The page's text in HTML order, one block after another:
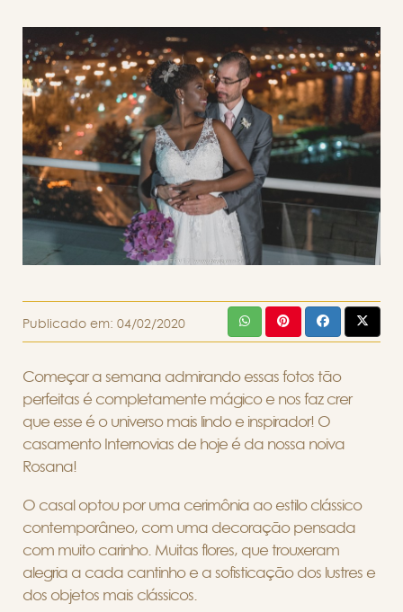
Publicado em: 04/02/2020
Começar a semana admirando essas fotos tão
perfeitas é completamente mágico e nos faz crer
que esse é o universo mais lindo e inspirador! O
casamento Internovias de hoje é da nossa noiva
Rosana!
O casal optou por uma cerimônia ao estilo clássico
contemporâneo, com uma decoração pensada
com muito carinho. Muitas flores, que trouxeram
alegria a cada cantinho e a sofisticação dos lustres e
dos objetos mais clássicos.